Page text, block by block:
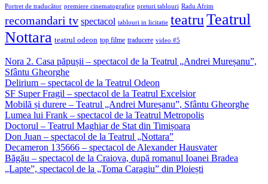
Portret de traducător premiere cinematografice preturi tablouri Radu Afrim
recomandari tv spectacol tablouri in licitatie teatruTeatrul
Nottara teatrul odeon top filme traducere video #5
Nora 2. Casa păpușii – spectacol de la Teatrul „Andrei Mureșanu”,
Sfântu Gheorghe
Delirium – spectacol de la Teatrul Odeon
SF Super Fragil – spectacol de la Teatrul Excelsior
Mobilă și durere – Teatrul „Andrei Mureșanu”, Sfântu Gheorghe
Lumea lui Frank – spectacol de la Teatrul Metropolis
Doctorul – Teatrul Maghiar de Stat din Timișoara
Don Juan – spectacol de la Teatrul „Nottara”
Decameron 135666 – spectacol de Alexander Hausvater
Băgău – spectacol de la Craiova, după romanul Ioanei Bradea
„Lapte”, spectacol de la „Toma Caragiu” din Ploiești